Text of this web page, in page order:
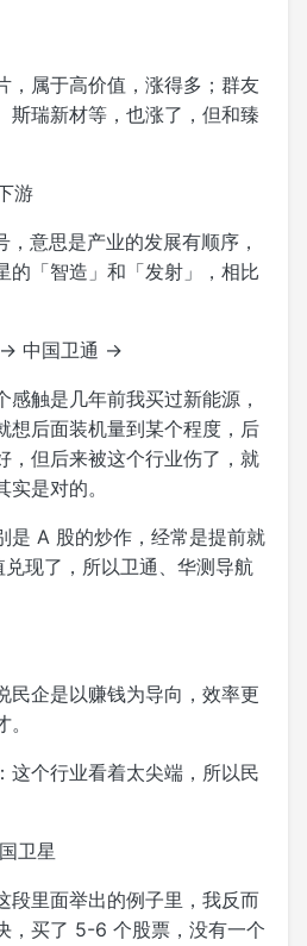
，属于高价值，涨得多；群友
斯瑞新材等，也涨了，但和臻
游
意思是产业的发展有顺序，
的「智造」和「发射」，相比
→ 中国卫通 →
感触是几年前我买过新能源，
想后面装机量到某个程度，后
，但后来被这个行业伤了，就
是对的。
是 A 股的炒作，经常是提前就
现了，所以卫通、华测导航
民企是以赚钱为导向，效率更
这个行业看着太尖端，所以民
卫星
段里面举出的例子里，我反而
，买了 5-6 个股票，没有一个